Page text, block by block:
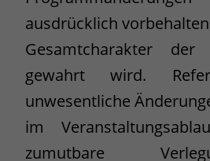
ausdrücklich
Gesamtcharakter der
gewahrt wird.
unwesentliche
im
zumutbare